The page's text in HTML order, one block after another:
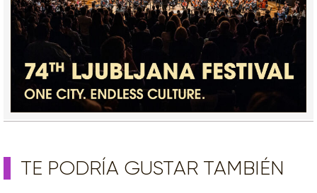
TE PODRÍA GUSTAR TAMBIÉN